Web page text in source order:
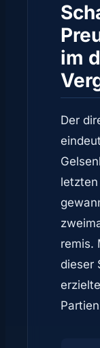
im
Der
remis.
dieser